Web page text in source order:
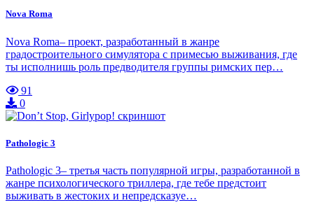
Nova Roma
Nova Roma– проект, разработанный в жанре
градостроительного симулятора с примесью выживания, где
ты исполнишь роль предводителя группы римских пер…
91
0
Pathologic 3
Pathologic 3– третья часть популярной игры, разработанной в
жанре психологического триллера, где тебе предстоит
выживать в жестоких и непредсказуе…